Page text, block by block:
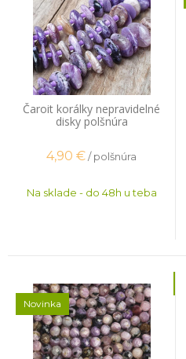
Čaroit korálky nepravidelné
disky polšnúra
4,90 €/ polšnúra
Na sklade - do 48h u teba
Novinka